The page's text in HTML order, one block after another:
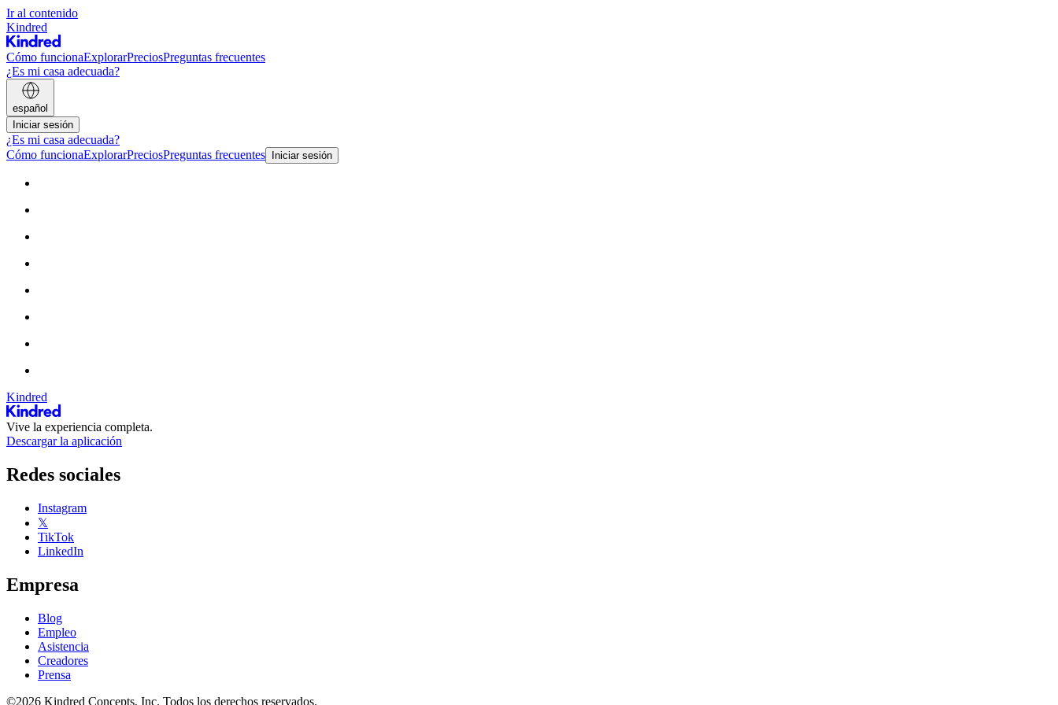
Ir al contenido
Kindred
Cómo funcionaExplorarPreciosPreguntas frecuentes
¿Es mi casa adecuada?
español
Iniciar sesión
¿Es mi casa adecuada?
Cómo funcionaExplorarPreciosPreguntas frecuentes Iniciar sesión
Kindred
Vive la experiencia completa.
Descargar la aplicación
Redes sociales
Instagram
𝕏
TikTok
LinkedIn
Empresa
Blog
Empleo
Asistencia
Creadores
Prensa
©2026 Kindred Concepts, Inc. Todos los derechos reservados.